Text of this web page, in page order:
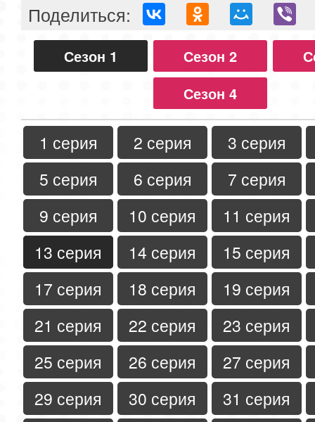
Поделиться:
Сезон 1 Сезон 2
Сезон 4
1 серия 2 серия
3 серия
5 серия
6 серия
7 серия
9 серия
10 серия
11 серия
13 серия
14 серия
15 серия
17 серия
18 серия
19 серия
21 серия
22 серия
23 серия
25 серия
26 серия
27 серия
29 серия
30 серия
31 серия